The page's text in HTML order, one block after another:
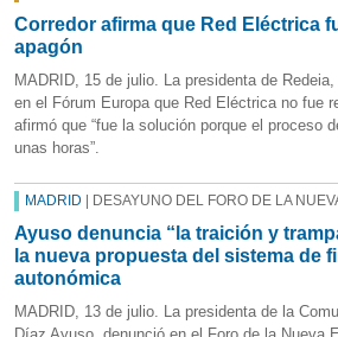
Corredor afirma que Red Eléctrica
apagón
MADRID, 15 de julio. La presidenta de
en el Fórum Europa que Red Eléctrica no fue
afirmó que “fue la solución porque el proceso
unas horas”.
MADRID | DESAYUNO DEL FORO DE LA
Ayuso denuncia “la traición y
la nueva propuesta del sistema de
autonómica
MADRID, 13 de julio. La presidenta de la